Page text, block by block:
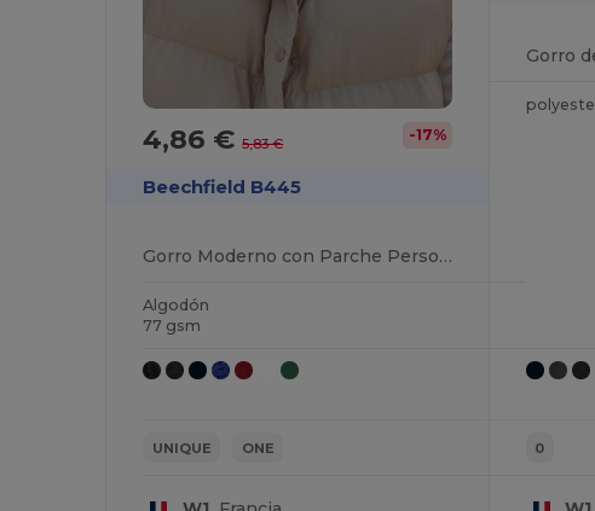
4,86 €5,83 € -17%
Beechfield B445
Gorro Moderno con Parche Personalizable
Algodón
77 gsm
UNIQUE ONE
Gorro
0